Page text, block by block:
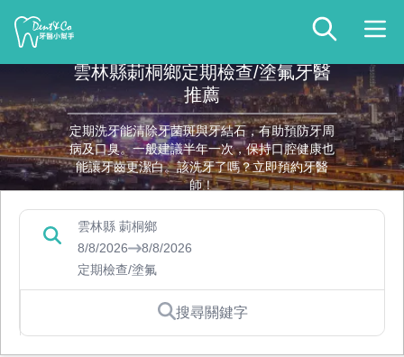
雲林縣莿桐鄉定期檢查/塗氟牙醫
推薦
定期洗牙能清除牙菌斑與牙結石，有助預防牙周
病及口臭。一般建議半年一次，保持口腔健康也
能讓牙齒更潔白。該洗牙了嗎？立即預約牙醫
師！
雲林縣 莿桐鄉
8/8/2026
8/8/2026
定期檢查/塗氟
搜尋關鍵字